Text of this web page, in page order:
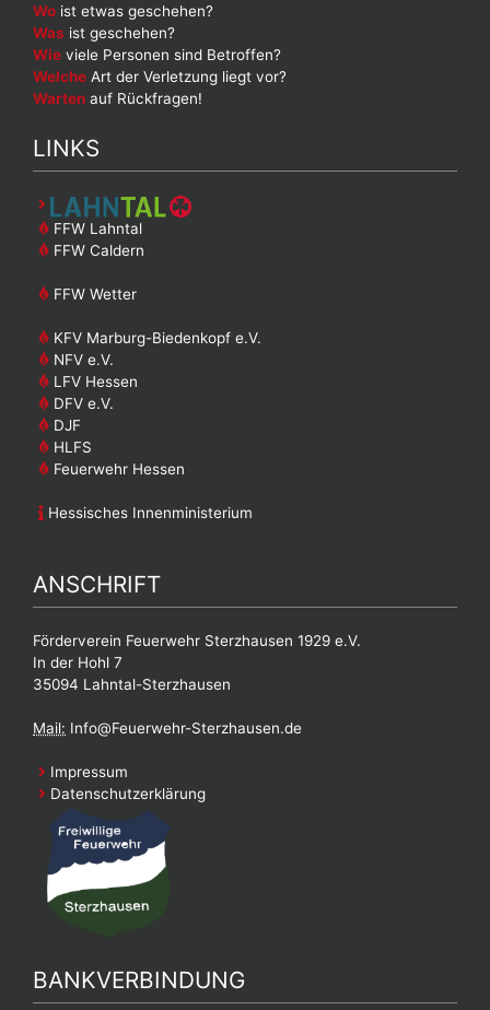
Wo ist etwas geschehen?
Was ist geschehen?
Wie viele Personen sind Betroffen?
Welche Art der Verletzung liegt vor?
Warten auf Rückfragen!
LINKS
FFW Lahntal
FFW Caldern
FFW Wetter
KFV Marburg-Biedenkopf e.V.
NFV e.V.
LFV Hessen
DFV e.V.
DJF
HLFS
Feuerwehr Hessen
Hessisches Innenministerium
ANSCHRIFT
Förderverein Feuerwehr Sterzhausen 1929 e.V.
In der Hohl 7
35094 Lahntal-Sterzhausen
Mail: Info@Feuerwehr-Sterzhausen.de
Impressum
Datenschutzerklärung
BANKVERBINDUNG